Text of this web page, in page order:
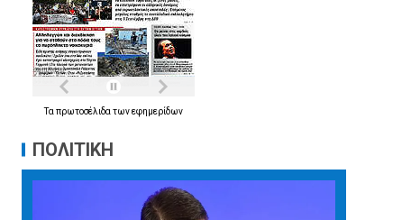
Τα πρωτοσέλιδα τωνεφημερίδων
ΠΟΛΙΤΙΚΗ